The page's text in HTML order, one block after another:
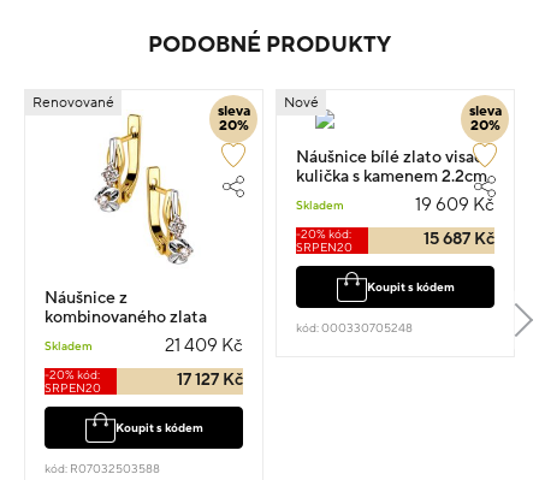
PODOBNÉ PRODUKTY
sleva
20%
Renovované
Náušnice z
kombinovaného zlata
visací 1.5cm 4.14g s
diamantem 0.160ct
Skladem 21 409 Kč
-20% kód:
SRPEN20
17 127 Kč
Koupit s kódem
kód: R07032503588
sleva
20%
Nové
Náušnice bílé zlato visací
kulička s kamenem 2.2cm
Skladem 19 609 Kč
-20% kód:
SRPEN20
15 687 Kč
Koupit s kódem
kód: 000330705248